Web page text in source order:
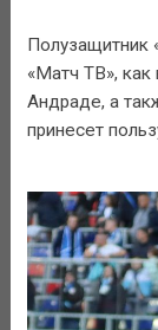
Полузащитник
«Матч ТВ», как
Андраде, а
принесет